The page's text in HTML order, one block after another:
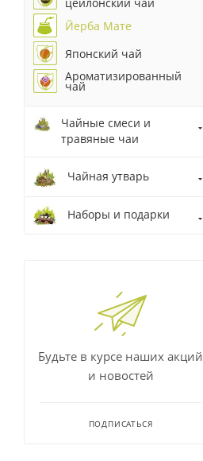
Йерба Мате
Японский чай
Ароматизированный
чай
Чайные смеси и
травяные чаи
Чайная утварь
Наборы и подарки
Будьте в курсе наших акций
и новостей
ПОДПИСАТЬСЯ